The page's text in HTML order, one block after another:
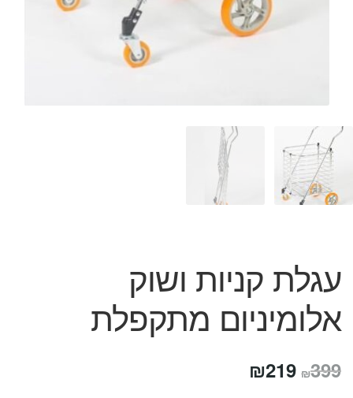
עגלת קניות ושוק
אלומיניום מתקפלת
₪399 המחיר
₪219